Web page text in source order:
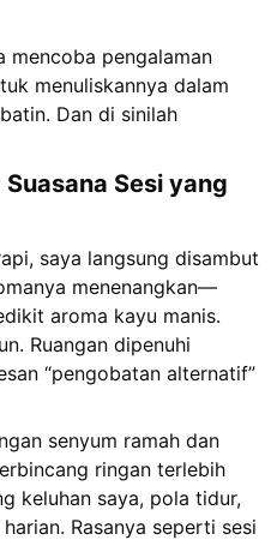
mencoba pengalaman
menuliskannya dalam
Dan di sinilah
Sesi yang
saya langsung disambut
menenangkan—
aroma kayu manis.
Ruangan dipenuhi
“pengobatan alternatif”
senyum ramah dan
ringan terlebih
keluhan saya, pola tidur,
Rasanya seperti sesi